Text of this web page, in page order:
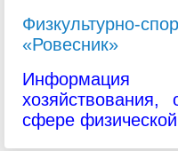
Физкультурно-
«Ровесник»
сфере